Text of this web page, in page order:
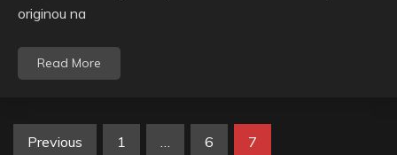
originou na
Read More
Posts
Previous 1 … 6 7